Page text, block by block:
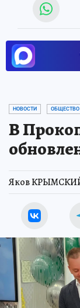
НОВОСТИ ОБЩЕСТВО
В
Яков